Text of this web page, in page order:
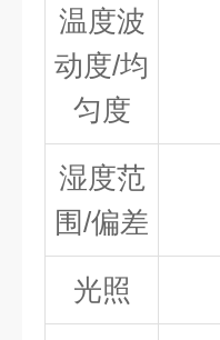
温度波
动度/均
匀度
湿度范
围/偏差
光照